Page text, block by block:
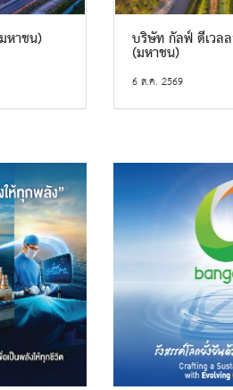
หาชน) บริษัท กัลฟ์ ดีเวล
(มหาชน)
6 ส.ค. 2569